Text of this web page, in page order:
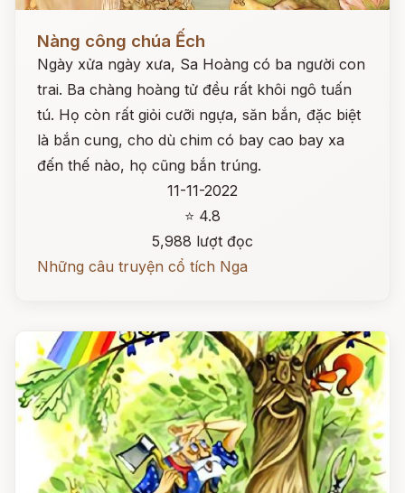
Nàng công chúa Ếch
Ngày xửa ngày xưa, Sa Hoàng có ba người con
trai. Ba chàng hoàng tử đều rất khôi ngô tuấn
tú. Họ còn rất giỏi cưỡi ngựa, săn bắn, đặc biệt
là bắn cung, cho dù chim có bay cao bay xa
đến thế nào, họ cũng bắn trúng.
11-11-2022
⭐ 4.8
5,988 lượt đọc
Những câu truyện cổ tích Nga